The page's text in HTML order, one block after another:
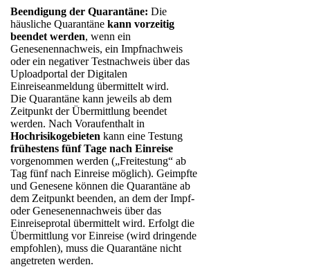
Beendigung der Quarantäne: Die
häusliche Quarantäne kann vorzeitig
beendet werden, wenn ein
Genesenennachweis, ein Impfnachweis
oder ein negativer Testnachweis über das
Uploadportal der Digitalen
Einreiseanmeldung übermittelt wird.
Die Quarantäne kann jeweils ab dem
Zeitpunkt der Übermittlung beendet
werden. Nach Voraufenthalt in
Hochrisikogebieten kann eine Testung
frühestens fünf Tage nach Einreise
vorgenommen werden („Freitestung“ ab
Tag fünf nach Einreise möglich). Geimpfte
und Genesene können die Quarantäne ab
dem Zeitpunkt beenden, an dem der Impf-
oder Genesenennachweis über das
Einreiseprotal übermittelt wird. Erfolgt die
Übermittlung vor Einreise (wird dringende
empfohlen), muss die Quarantäne nicht
angetreten werden.